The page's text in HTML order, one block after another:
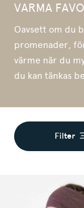
VARMA
Oavsett om du
promenader,
värme när du
du kan tänkas
Filter